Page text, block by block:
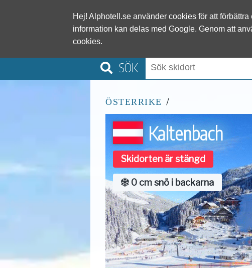
SÖK
ÖSTERRIKE /
Kaltenbach
Skidorten är stängd
0 cm snö i backarna
Hej! Alphotell.se använder cookies för att
information kan delas med Google. Genom att
cookies.